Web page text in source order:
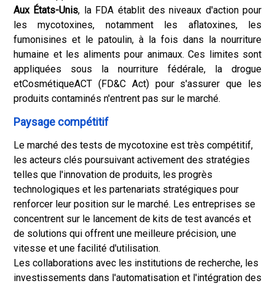
Aux États-Unis, la FDA établit des niveaux d'action pour
les mycotoxines, notamment les aflatoxines, les
fumonisines et le patoulin, à la fois dans la nourriture
humaine et les aliments pour animaux. Ces limites sont
appliquées sous la nourriture fédérale, la drogue
etCosmétiqueACT (FD&C Act) pour s'assurer que les
produits contaminés n'entrent pas sur le marché.
Paysage compétitif
Le marché des tests de mycotoxine est très compétitif,
les acteurs clés poursuivant activement des stratégies
telles que l'innovation de produits, les progrès
technologiques et les partenariats stratégiques pour
renforcer leur position sur le marché. Les entreprises se
concentrent sur le lancement de kits de test avancés et
de solutions qui offrent une meilleure précision, une
vitesse et une facilité d'utilisation.
Les collaborations avec les institutions de recherche, les
investissements dans l'automatisation et l'intégration des